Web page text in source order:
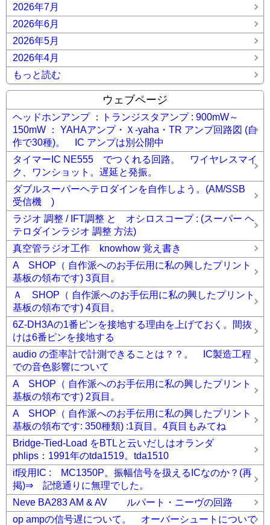
2026年7月
2026年6月
2026年5月
2026年4月
もっと読む
ウェブページ
ヘッドホンアンプ ：トランジスタアンプ : 900mW～
150mW ： YAHAアンプ・Ｘ-yaha・TR アンプ回路図 (自
作で30種)。 IC アンプは別公開中
タイマーIC NE555 でつくれる回路。 ワイヤレスマイ
ク、ワンショット。遅延と発振。
ダブルスーパーヘテロダインを自作しよう。(AM/SSB
受信機 )
ラジオ 調整 / IFT調整 と オシロスコープ : (スーパー ヘ
テロダインラジオ 調整 方法)
真空管ラジオ工作 knowhow 覚え書き
A SHOP（ 自作派へのお手伝用に私の興したプリント
基板の領布です) 3頁目。
Ａ SHOP（ 自作派へのお手伝用に私の興したプリント
基板の領布です) 4頁目。
6Z-DH3Aの1番ピンを接地する理由を上げておく。間抜
けは6番ピンを接地する
audio の歪率計で計測できることは？？。 IC製造工程
での音色影響について
A SHOP（ 自作派へのお手伝用に私の興したプリント
基板の領布です) 2頁目。
A SHOP（ 自作派へのお手伝用に私の興したプリント
基板の領布です: 350種類) :1頁目。4頁目もみてね
Bridge-Tied-Load をBTLと云いだしはオランダ
phlips：1991年のtda1519。tda1510
if段用IC : MC1350P。振幅信号を扱えるICなのか？(再
掲)⇒ 記憶通りに無理でした。
Neve BA283 AM & AV ルパート・ニーヴの回路
op ampの信号遅について。 オーバーシュートについて